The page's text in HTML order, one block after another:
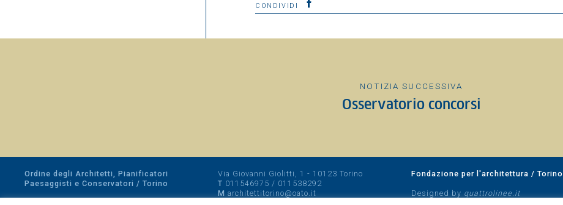
CONDIVIDI
NOTIZIA SUCCESSIVA
Osservatorio concorsi
Ordine degli Architetti, Pianificatori
Paesaggisti e Conservatori / Torino
Via Giovanni Giolitti, 1 - 10123 Torino
T 011546975 / 011538292
M architettitorino@oato.it
Fondazione per l'architettura / Torino
Designed by quattrolinee.it